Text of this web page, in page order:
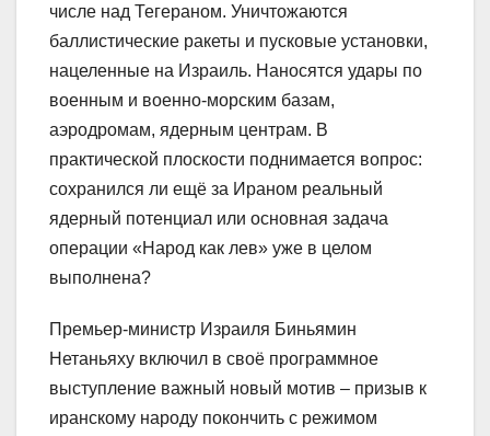
числе над Тегераном. Уничтожаются
баллистические ракеты и пусковые установки,
нацеленные на Израиль. Наносятся удары по
военным и военно-морским базам,
аэродромам, ядерным центрам. В
практической плоскости поднимается вопрос:
сохранился ли ещё за Ираном реальный
ядерный потенциал или основная задача
операции «Народ как лев» уже в целом
выполнена?
Премьер-министр Израиля Биньямин
Нетаньяху включил в своё программное
выступление важный новый мотив – призыв к
иранскому народу покончить с режимом